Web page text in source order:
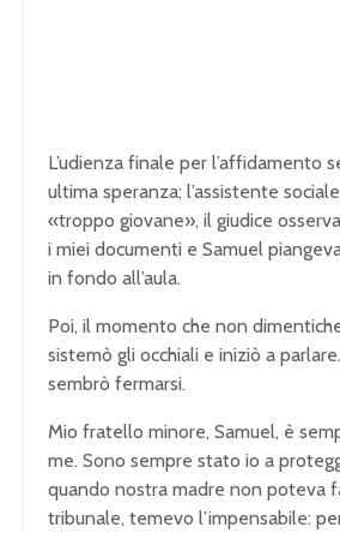
L’udienza finale per l’affidamento
ultima speranza; l’assistente
«troppo giovane», il giudice
i miei documenti e Samuel
in fondo all’aula.
Poi, il momento che non
sistemò gli occhiali e iniziò a
sembrò fermarsi.
Mio fratello minore, Samuel, è
me. Sono sempre stato io a
quando nostra madre non poteva
tribunale, temevo l’impensabile: